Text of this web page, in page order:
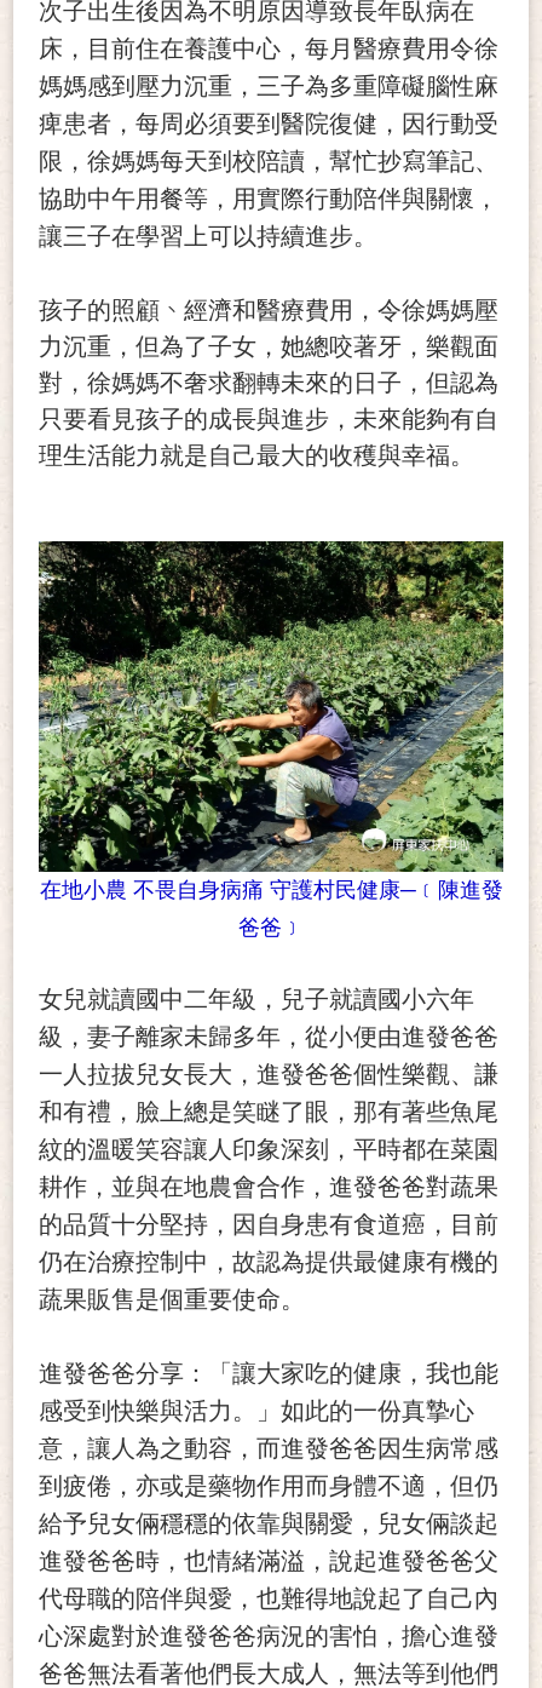
次子出生後因為不明原因導致長年臥病在
床，目前住在養護中心，每月醫療費用令徐
媽媽感到壓力沉重，三子為多重障礙腦性麻
痺患者，每周必須要到醫院復健，因行動受
限，徐媽媽每天到校陪讀，幫忙抄寫筆記、
協助中午用餐等，用實際行動陪伴與關懷，
讓三子在學習上可以持續進步。
孩子的照顧 、經濟和醫療費用，令徐媽媽壓
力沉重，但為了子女，她總咬著牙，樂觀面
對，徐媽媽不奢求翻轉未來的日子，但認為
只要看見孩子的成長與進步，未來能夠有自
理生活能力就是自己最大的收穫與幸福。
在地小農 不畏自身病痛 守護村民健康─﹝陳進發
爸爸﹞
女兒就讀國中二年級，兒子就讀國小六年
級，妻子離家未歸多年，從小便由進發爸爸
一人拉拔兒女長大，進發爸爸個性樂觀、謙
和有禮，臉上總是笑瞇了眼，那有著些魚尾
紋的溫暖笑容讓人印象深刻，平時都在菜園
耕作，並與在地農會合作，進發爸爸對蔬果
的品質十分堅持，因自身患有食道癌，目前
仍在治療控制中，故認為提供最健康有機的
蔬果販售是個重要使命。
進發爸爸分享：「讓大家吃的健康，我也能
感受到快樂與活力。」如此的一份真摯心
意，讓人為之動容，而進發爸爸因生病常感
到疲倦，亦或是藥物作用而身體不適，但仍
給予兒女倆穩穩的依靠與關愛，兒女倆談起
進發爸爸時，也情緒滿溢，說起進發爸爸父
代母職的陪伴與愛，也難得地說起了自己內
心深處對於進發爸爸病況的害怕，擔心進發
爸爸無法看著他們長大成人，無法等到他們